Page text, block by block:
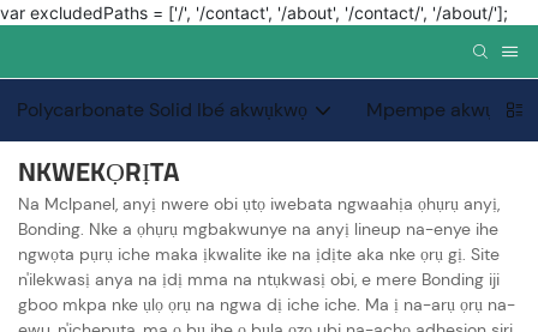
var excludedPaths = ['/', '/contact', '/about', '/contact/', '/about/'];
Polycarbonate Solid Ibé akwụkwọ Mpempe akwụkwọ
NKWEKỌRỊTA
Na Mclpanel, anyị nwere obi ụtọ iwebata ngwaahịa ọhụrụ anyị,
Bonding. Nke a ọhụrụ mgbakwunye na anyị lineup na-enye ihe
ngwọta pụrụ iche maka ịkwalite ike na ịdịte aka nke ọrụ gị. Site
n'ilekwasị anya na ịdị mma na ntụkwasị obi, e mere Bonding iji
gboo mkpa nke ụlọ ọrụ na ngwa dị iche iche. Ma ị na-arụ ọrụ na-